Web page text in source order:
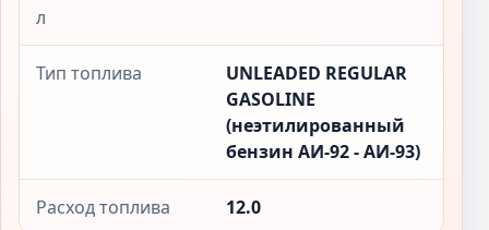
л
Тип топлива
UNLEADED REGULAR
GASOLINE
(неэтилированный
бензин АИ-92 - АИ-93)
Расход топлива 12.0